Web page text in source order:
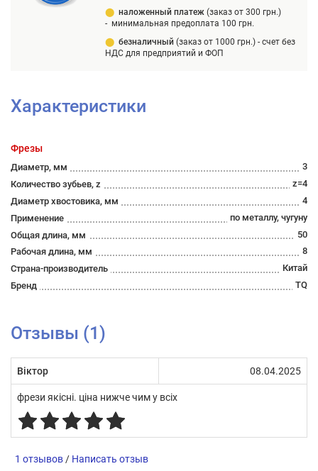
⬤ наложенный платеж (заказ от 300 грн.)
- минимальная предоплата 100 грн.
⬤ безналичный (заказ от 1000 грн.) - счет без
НДС для предприятий и ФОП
Характеристики
Фрезы
Диаметр, мм
3
Количество зубьев, z
z=4
Диаметр хвостовика, мм
4
Применение
по металлу, чугуну
Общая длина, мм
50
Рабочая длина, мм
8
Страна-производитель
Китай
Бренд
TQ
Отзывы (1)
Віктор 08.04.2025
фрези якісні. ціна нижче чим у всіх
1 отзывов / Написать отзыв